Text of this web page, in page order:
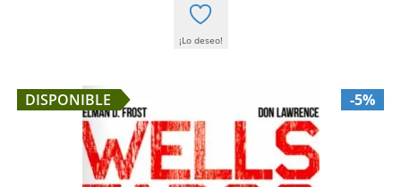
¡Lo deseo!
DISPONIBLE -5%